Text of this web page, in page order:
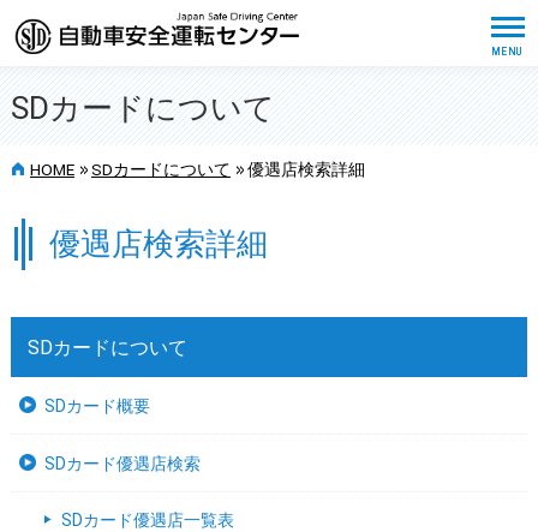
SDカードについて
HOME >> SDカードについて >> 優遇店検索詳細
優遇店検索詳細
SDカードについて
SDカード概要
SDカード優遇店検索
SDカード優遇店一覧表